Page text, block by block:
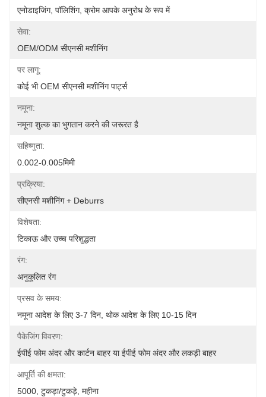
एनोडाइजिंग, पॉलिशिंग, क्रोम आपके अनुरोध के रूप में
सेवा:
OEM/ODM सीएनसी मशीनिंग
पर लागू:
कोई भी OEM सीएनसी मशीनिंग पार्ट्स
नमूना:
नमूना शुल्क का भुगतान करने की जरूरत है
सहिष्णुता:
0.002-0.005मिमी
प्रक्रिया:
सीएनसी मशीनिंग + Deburrs
विशेषता:
टिकाऊ और उच्च परिशुद्धता
रंग:
अनुकूलित रंग
प्रसव के समय:
नमूना आदेश के लिए 3-7 दिन, थोक आदेश के लिए 10-15 दिन
पैकेजिंग विवरण:
ईपीई फोम अंदर और कार्टन बाहर या ईपीई फोम अंदर और लकड़ी बाहर
आपूर्ति की क्षमता:
5000, टुकड़ा/टुकड़े, महीना